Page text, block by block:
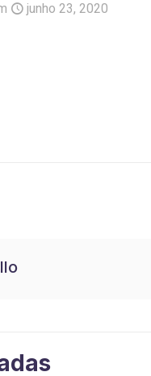
junho 23, 2020